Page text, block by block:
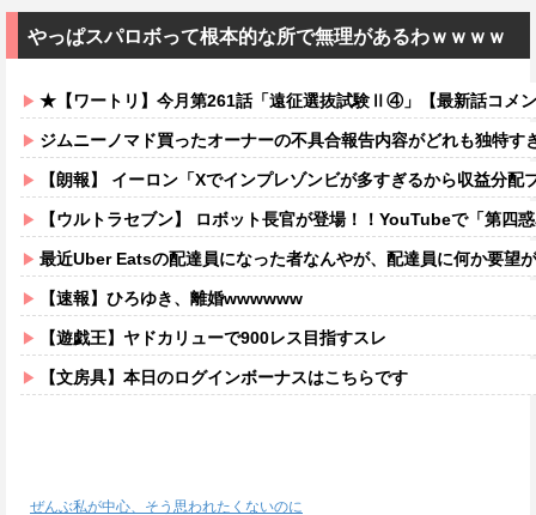
やっぱスパロボって根本的な所で無理があるわｗｗｗｗ
★【ワートリ】今月第261話「遠征選抜試験Ⅱ④」【最新話コメ
ジムニーノマド買ったオーナーの不具合報告内容がどれも独特
【朗報】 イーロン「Xでインプレゾンビが多すぎるから収益分配
【ウルトラセブン】 ロボット長官が登場！！YouTubeで「第四
最近Uber Eatsの配達員になった者なんやが、配達員に何か要望
【速報】ひろゆき、離婚wwwwww
【遊戯王】ヤドカリューで900レス目指すスレ
【文房具】本日のログインボーナスはこちらです
ぜんぶ私が中心、そう思われたくないのに